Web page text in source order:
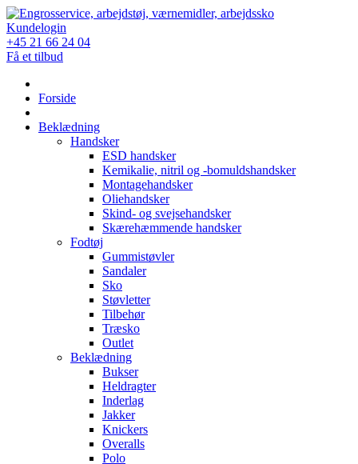
Skip
to
content
Kundelogin
+45 21 66 24 04
Få et tilbud
Forside
Beklædning
Handsker
ESD handsker
Kemikalie, nitril og -bomuldshandsker
Montagehandsker
Oliehandsker
Skind- og svejsehandsker
Skærehæmmende handsker
Fodtøj
Gummistøvler
Sandaler
Sko
Støvletter
Tilbehør
Træsko
Outlet
Beklædning
Bukser
Heldragter
Inderlag
Jakker
Knickers
Overalls
Polo